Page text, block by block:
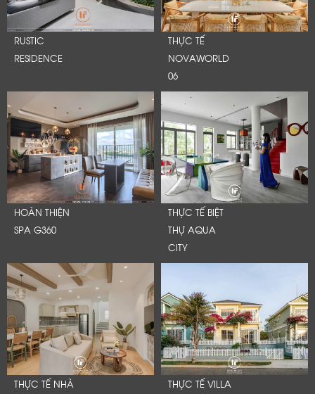
RUSTIC
RESIDENCE
THỰC TẾ
NOVAWORLD
06
HOÀN THIỆN
SPA G360
THỰC TẾ BIỆT
THỰ AQUA
CITY
THỰC TẾ NHÀ
THỰC TẾ VILLA